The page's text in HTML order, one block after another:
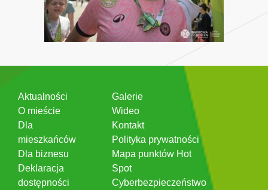
Aktualności
O mieście
Dla
mieszkańców
Dla biznesu
Deklaracja
dostępności
Galerie
Wideo
Kontakt
Polityka prywatności
Mapa punktów Hot
Spot
Cyberbezpieczeństwo